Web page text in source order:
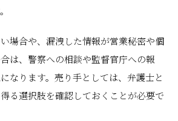
場合や、漏洩した情報が営業秘密や個
は、警察への相談や監督官庁への報
なります。売り手としては、弁護士と
る選択肢を確認しておくことが必要で